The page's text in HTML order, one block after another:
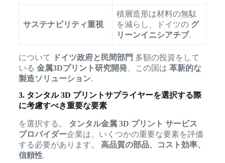
サステナビリティ重視
積層造形は材料の無駄
を減らし、ドイツの グ
リーンイニシアチブ.
について ドイツ政府と民間部門 多額の投資をして
いる 金属3Dプリント研究開発、この国は 革新的な
製造ソリューション.
3. タンタル 3D プリントサプライヤーを選択する際
に考慮すべき重要な要素
を選択する。
タンタル金属 3D プリント サービス
プロバイダー企業は、いくつかの重要な要素を評価
する必要があります。 高品質の部品、コスト効率、
信頼性.